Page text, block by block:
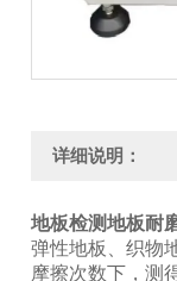
详细说明：
地板检测地板耐
弹性地板、织物
摩擦次数下，测